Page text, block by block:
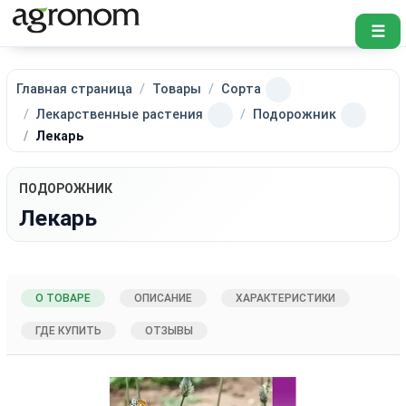
☰
Главная страница Товары
Сорта
Лекарственные растения
Подорожник
Лекарь
ПОДОРОЖНИК
Лекарь
О ТОВАРЕ ОПИСАНИЕ ХАРАКТЕРИСТИКИ
ГДЕ КУПИТЬ ОТЗЫВЫ